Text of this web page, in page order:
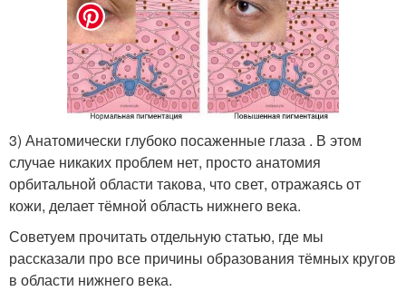
3) Анатомически глубоко посаженные глаза . В этом
случае никаких проблем нет, просто анатомия
орбитальной области такова, что свет, отражаясь от
кожи, делает тёмной область нижнего века.
Советуем прочитать отдельную статью, где мы
рассказали про все причины образования тёмных кругов
в области нижнего века.